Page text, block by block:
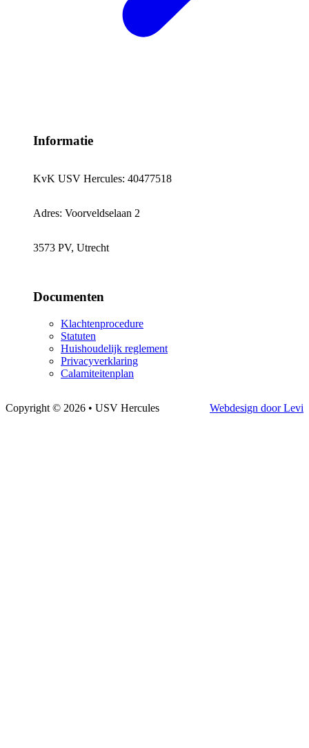
Informatie
KvK USV Hercules: 40477518
Adres: Voorveldselaan 2
3573 PV, Utrecht
Documenten
Klachtenprocedure
Statuten
Huishoudelijk reglement
Privacyverklaring
Calamiteitenplan
Copyright © 2026 • USV Hercules Webdesign door Levi